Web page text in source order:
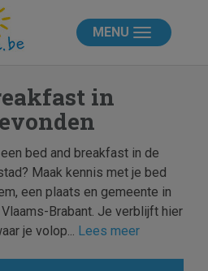
MENU
in
bed and breakfast in de
Maak kennis met je bed
een plaats en gemeente in
Brabant. Je verblijft hier
je volop... Lees meer